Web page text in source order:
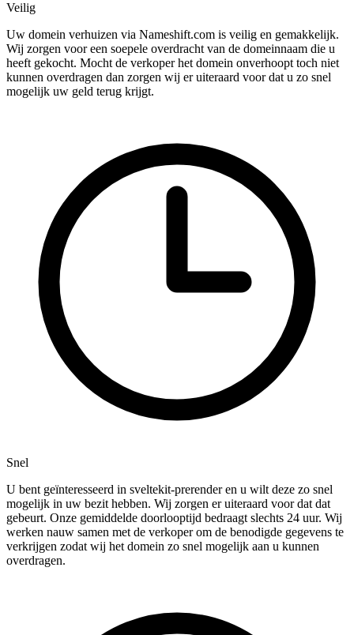
Veilig
Uw domein verhuizen via Nameshift.com is veilig en gemakkelijk.
Wij zorgen voor een soepele overdracht van de domeinnaam die u
heeft gekocht. Mocht de verkoper het domein onverhoopt toch niet
kunnen overdragen dan zorgen wij er uiteraard voor dat u zo snel
mogelijk uw geld terug krijgt.
Snel
U bent geïnteresseerd in sveltekit-prerender en u wilt deze zo snel
mogelijk in uw bezit hebben. Wij zorgen er uiteraard voor dat dat
gebeurt. Onze gemiddelde doorlooptijd bedraagt slechts 24 uur. Wij
werken nauw samen met de verkoper om de benodigde gegevens te
verkrijgen zodat wij het domein zo snel mogelijk aan u kunnen
overdragen.